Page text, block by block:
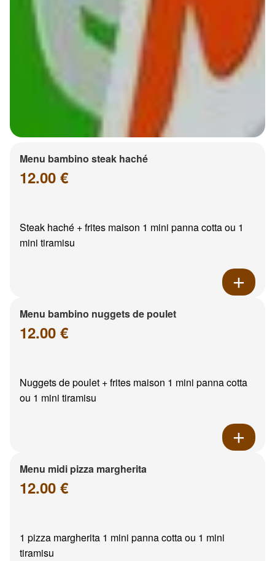
Menu bambino steak haché
12.00 €
Steak haché + frites maison 1 mini panna cotta ou 1
mini tiramisu
Menu bambino nuggets de poulet
12.00 €
Nuggets de poulet + frites maison 1 mini panna cotta
ou 1 mini tiramisu
Menu midi pizza margherita
12.00 €
1 pizza margherita 1 mini panna cotta ou 1 mini
tiramisu